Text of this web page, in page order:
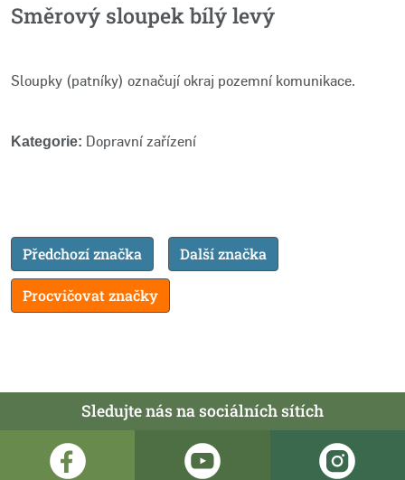
Směrový sloupek bílý levý
Sloupky (patníky) označují okraj pozemní komunikace.
Kategorie: Dopravní zařízení
Předchozí značka Další značka
Procvičovat značky
Sledujte nás na sociálních sítích